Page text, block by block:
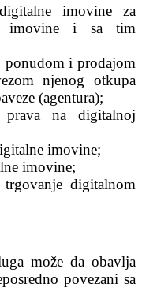
imovine za
imovine i sa tim
ponudom i prodajom
njenog otkupa
(agentura);
prava na digitalnoj
imovine;
imovine;
digitalnom
može da obavlja
povezani sa